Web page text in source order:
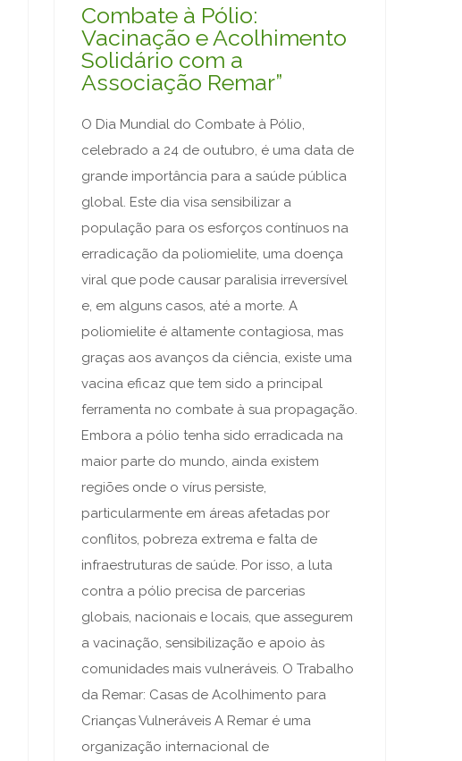
Combate à Pólio:
Vacinação e Acolhimento
Solidário com a
Associação Remar”
O Dia Mundial do Combate à Pólio,
celebrado a 24 de outubro, é uma data de
grande importância para a saúde pública
global. Este dia visa sensibilizar a
população para os esforços contínuos na
erradicação da poliomielite, uma doença
viral que pode causar paralisia irreversível
e, em alguns casos, até a morte. A
poliomielite é altamente contagiosa, mas
graças aos avanços da ciência, existe uma
vacina eficaz que tem sido a principal
ferramenta no combate à sua propagação.
Embora a pólio tenha sido erradicada na
maior parte do mundo, ainda existem
regiões onde o vírus persiste,
particularmente em áreas afetadas por
conflitos, pobreza extrema e falta de
infraestruturas de saúde. Por isso, a luta
contra a pólio precisa de parcerias
globais, nacionais e locais, que assegurem
a vacinação, sensibilização e apoio às
comunidades mais vulneráveis. O Trabalho
da Remar: Casas de Acolhimento para
Crianças Vulneráveis A Remar é uma
organização internacional de